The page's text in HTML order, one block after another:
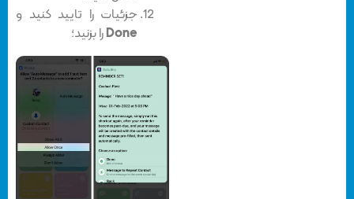
جزئیات را تایید کنید و
Doneرا بزنید؛